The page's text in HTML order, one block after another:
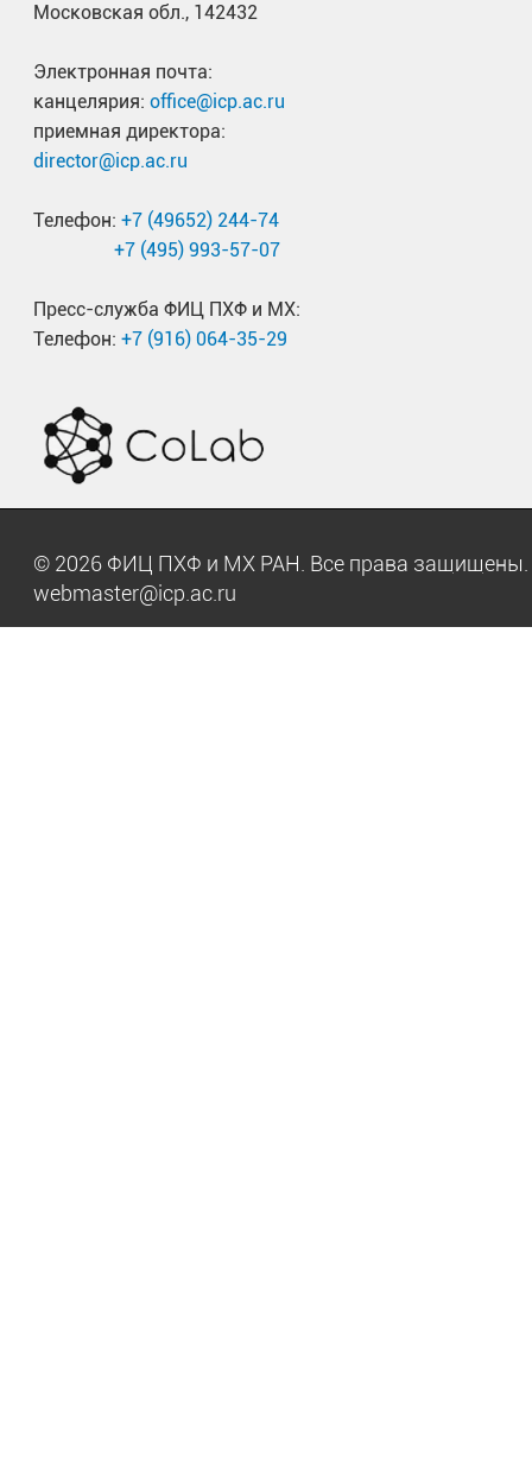
Московская обл., 142432
Электронная почта:
канцелярия: office@icp.ac.ru
приемная директора:
director@icp.ac.ru
Телефон: +7 (49652) 244-74
+7 (495) 993-57-07
Пресс-служба ФИЦ ПХФ и МХ:
Телефон: +7 (916) 064-35-29
© 2026 ФИЦ ПХФ и МХ РАН. Все права
webmaster@icp.ac.ru